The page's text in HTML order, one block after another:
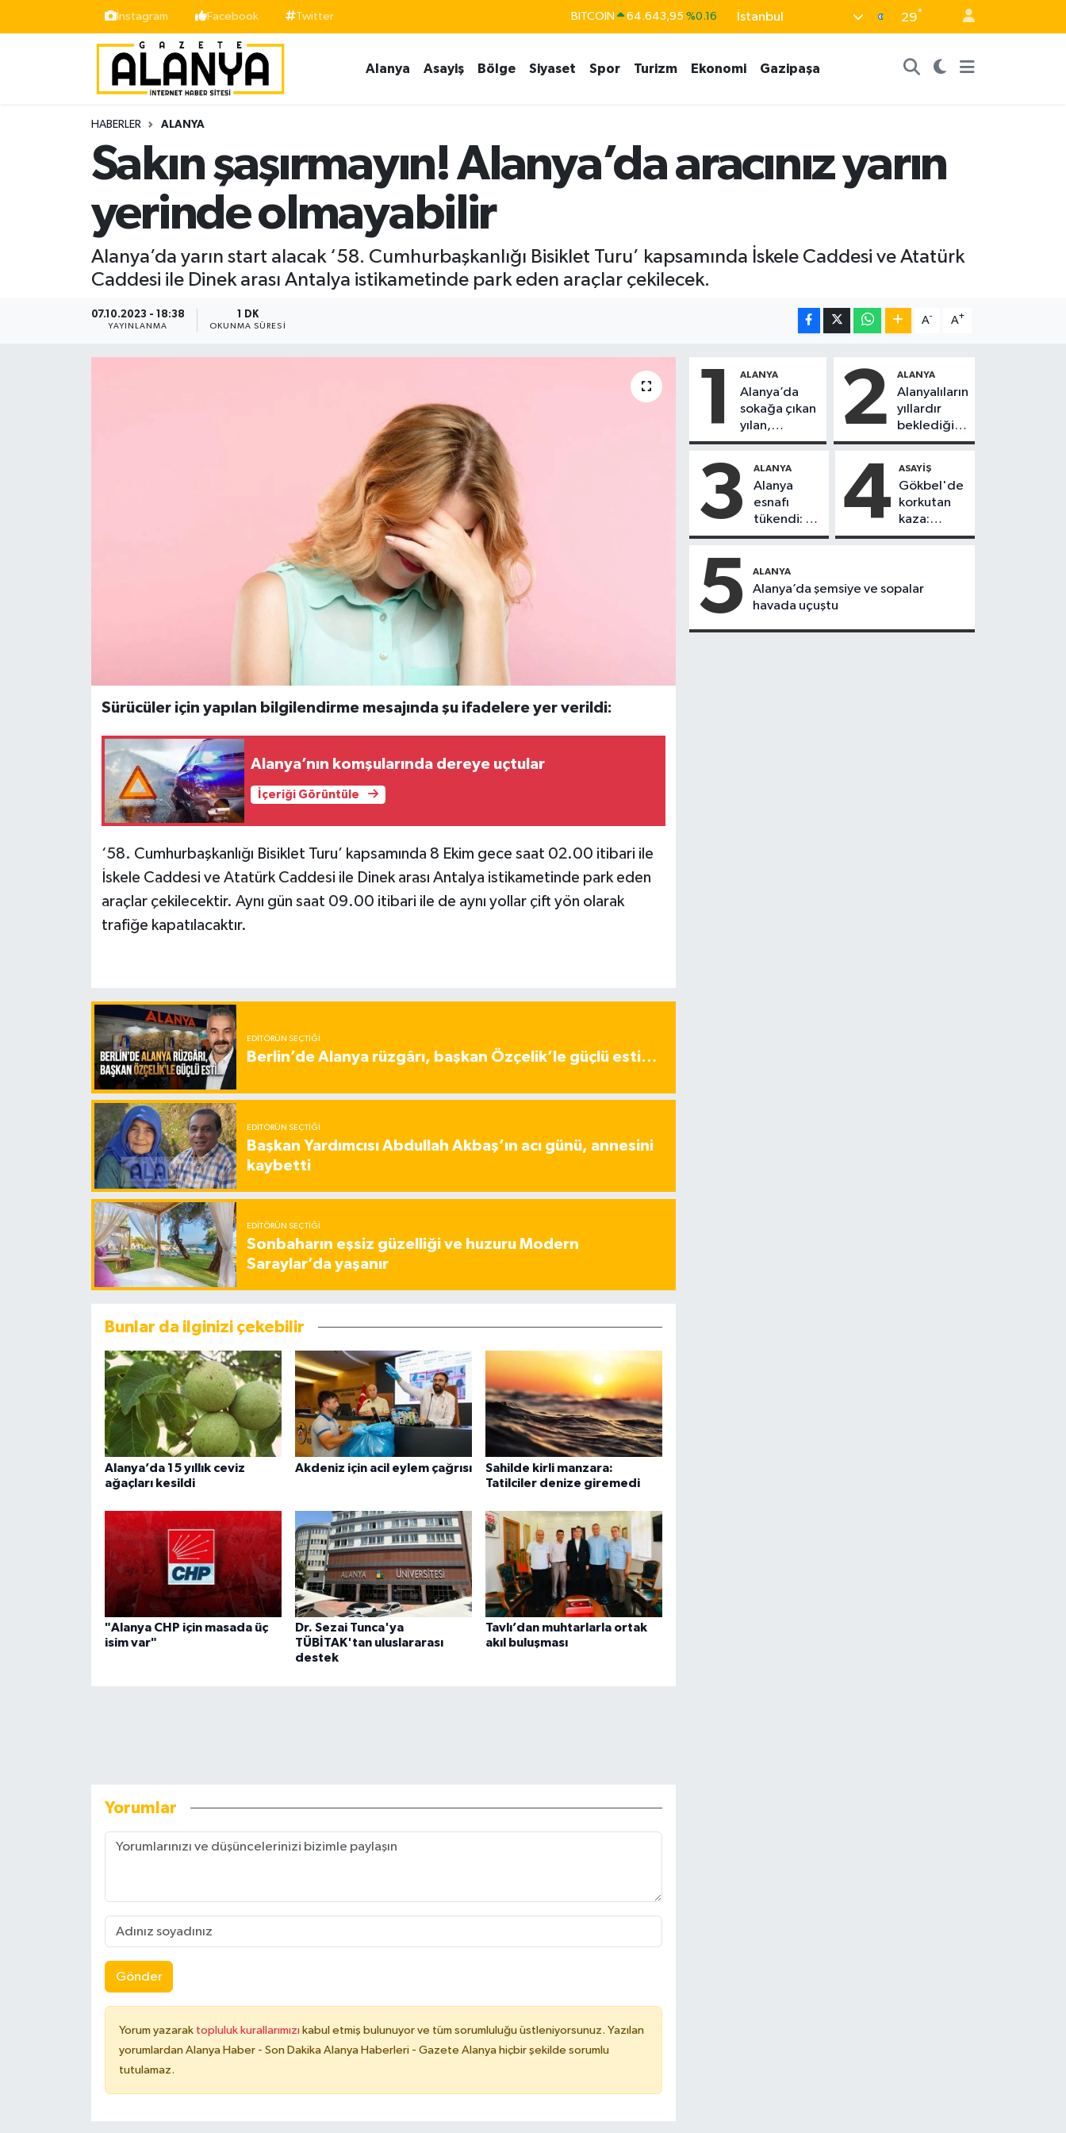
İnstagram Facebook Twitter BITCOIN 64.643,95 %0.16
EURO 55,0250 %0.02
BİST100 13.799 %70
İstanbul 29°
Alanya Asayiş Bölge Siyaset Spor Turizm Ekonomi Gazipaşa
HABERLER ALANYA
Sakın şaşırmayın! Alanya’da aracınız yarın
yerinde olmayabilir
Alanya’da yarın start alacak ‘58. Cumhurbaşkanlığı Bisiklet Turu’ kapsamında İskele Caddesi ve Atatürk
Caddesi ile Dinek arası Antalya istikametinde park eden araçlar çekilecek.
07.10.2023 - 18:38
YAYINLANMA
1 DK
OKUNMA SÜRESI
A- A+
Sürücüler için yapılan bilgilendirme mesajında şu ifadelere yer verildi:
Alanya’nın komşularında dereye uçtular
İçeriği Görüntüle
‘58. Cumhurbaşkanlığı Bisiklet Turu’ kapsamında 8 Ekim gece saat 02.00 itibari ile
İskele Caddesi ve Atatürk Caddesi ile Dinek arası Antalya istikametinde park eden
araçlar çekilecektir. Aynı gün saat 09.00 itibari ile de aynı yollar çift yön olarak
trafiğe kapatılacaktır.
EDITÖRÜN SEÇTIĞI
Berlin’de Alanya rüzgârı, başkan Özçelik’le güçlü esti…
EDITÖRÜN SEÇTIĞI
Başkan Yardımcısı Abdullah Akbaş’ın acı günü, annesini
kaybetti
EDITÖRÜN SEÇTIĞI
Sonbaharın eşsiz güzelliği ve huzuru Modern
Saraylar’da yaşanır
Bunlar da ilginizi çekebilir
Alanya’da 15 yıllık ceviz
ağaçları kesildi
Akdeniz için acil eylem çağrısı
Sahilde kirli manzara:
Tatilciler denize giremedi
"Alanya CHP için masada üç
isim var"
Dr. Sezai Tunca'ya
TÜBİTAK'tan uluslararası
destek
Tavlı’dan muhtarlarla ortak
akıl buluşması
Yorumlar
Gönder
Yorum yazarak topluluk kurallarımızı kabul etmiş bulunuyor ve tüm sorumluluğu üstleniyorsunuz. Yazılan
yorumlardan Alanya Haber - Son Dakika Alanya Haberleri - Gazete Alanya hiçbir şekilde sorumlu
tutulamaz.
1 ALANYA
Alanya’da
sokağa çıkan
yılan,
vatandaşı
2 ALANYA
Alanyalıların
yıllardır
beklediği
yol askıdan
3 ALANYA
Alanya
esnafı
tükendi: 1
ayda 150
kapandı
4 ASAYIŞ
Gökbel'de
korkutan
kaza:
Başkanın
çarptı
5 ALANYA
Alanya’da şemsiye ve sopalar
havada uçuştu
İstanbul Nöbetçi Eczaneler
İstanbul Hava Durumu
Süper Lig Puan Durumu ve Fikstür
Tüm Manşetler
Son Dakika Haberleri